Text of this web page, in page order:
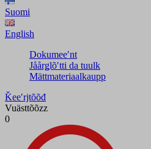
Suomi
English
Dokumeeʹnt
Jåårǥlõʹtti da tuulk
Mättmateriaalkaupp
Ǩeeʹrjtõõđ
Vuästtõõzz
0